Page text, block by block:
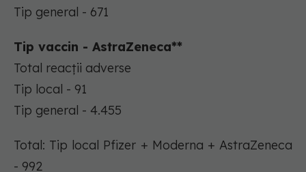
Tip general - 671
Tip vaccin - AstraZeneca**
Total reacții adverse
Tip local - 91
Tip general - 4.455
Total: Tip local Pfizer + Moderna + AstraZeneca
- 992